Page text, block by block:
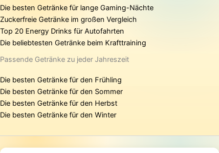
Die besten Getränke für lange Gaming-Nächte
Zuckerfreie Getränke im großen Vergleich
Top 20 Energy Drinks für Autofahrten
Die beliebtesten Getränke beim Krafttraining
Passende Getränke zu jeder Jahreszeit
Die besten Getränke für den Frühling
Die besten Getränke für den Sommer
Die besten Getränke für den Herbst
Die besten Getränke für den Winter